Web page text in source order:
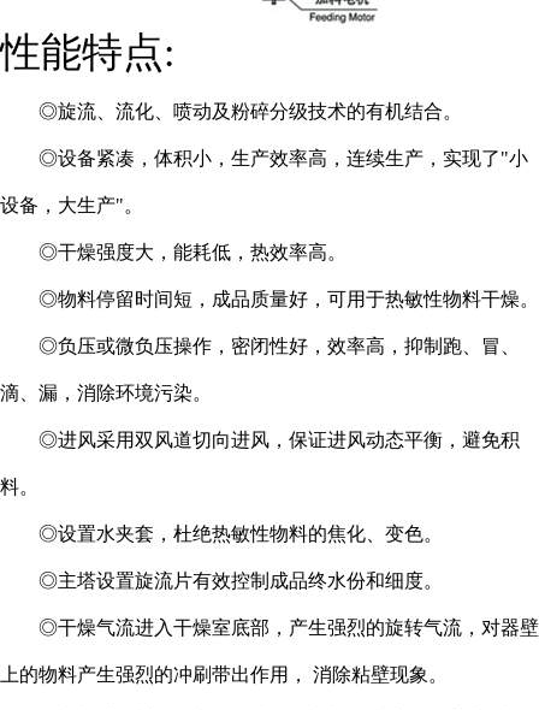
性能特点:
◎旋流、流化、喷动及粉碎分级技术的有机结合。
◎设备紧凑，体积小，生产效率高，连续生产，实现了"小
设备，大生产"。
◎干燥强度大，能耗低，热效率高。
◎物料停留时间短，成品质量好，可用于热敏性物料干燥。
◎负压或微负压操作，密闭性好，效率高，抑制跑、冒、
滴、漏，消除环境污染。
◎进风采用双风道切向进风，保证进风动态平衡，避免积
料。
◎设置水夹套，杜绝热敏性物料的焦化、变色。
◎主塔设置旋流片有效控制成品终水份和细度。
◎干燥气流进入干燥室底部，产生强烈的旋转气流，对器壁
上的物料产生强烈的冲刷带出作用， 消除粘壁现象。